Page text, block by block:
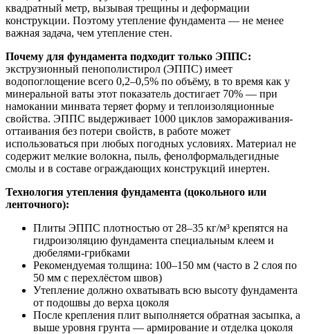
квадратный метр, вызывая трещины и деформации
конструкции. Поэтому утепление фундамента — не менее
важная задача, чем утепление стен.
Почему для фундамента подходит только ЭППС:
экструзионный пенополистирол (ЭППС) имеет
водопоглощение всего 0,2–0,5% по объёму, в то время как у
минеральной ваты этот показатель достигает 70% — при
намокании минвата теряет форму и теплоизоляционные
свойства. ЭППС выдерживает 1000 циклов замораживания-
оттаивания без потери свойств, в работе может
использоваться при любых погодных условиях. Материал не
содержит мелкие волокна, пыль, фенолформальдегидные
смолы и в составе ограждающих конструкций инертен.
Технология утепления фундамента (цокольного или
ленточного):
Плиты ЭППС плотностью от 28–35 кг/м³ крепятся на
гидроизоляцию фундамента специальным клеем и
дюбелями-грибками
Рекомендуемая толщина: 100–150 мм (часто в 2 слоя по
50 мм с перехлёстом швов)
Утепление должно охватывать всю высоту фундамента
от подошвы до верха цоколя
После крепления плит выполняется обратная засыпка, а
выше уровня грунта — армирование и отделка цоколя